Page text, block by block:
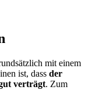
mit einem
ist, dass der
verträgt. Zum